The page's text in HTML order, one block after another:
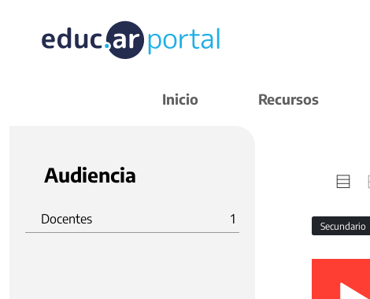
Inicio Recursos
Audiencia
Docentes 1 Secundario